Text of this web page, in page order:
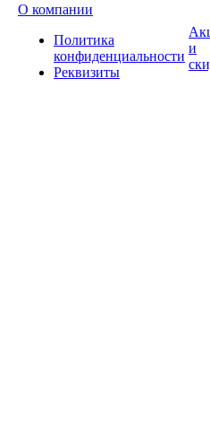
О компании
Политика
конфиденциальности
Реквизиты
и